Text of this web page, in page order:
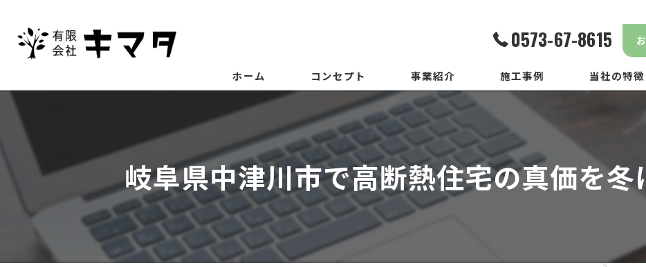
0573-67-8615
ホーム コンセプト 事業紹介
家造りまでの流れ
いろはいえの選び方
地震保証付住宅とは
施工事例 当社の特徴
デザイン
施工
岐阜県中津川市で高断熱住宅の真価を冬